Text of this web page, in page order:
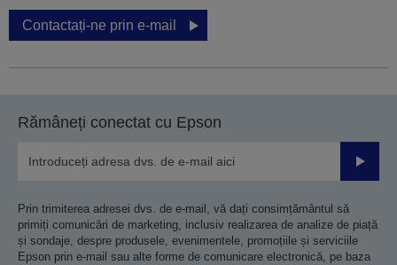
Contactați-ne prin e-mail
Rămâneți conectat cu Epson
Prin trimiterea adresei dvs. de e-mail, vă dați consimțământul să
primiți comunicări de marketing, inclusiv realizarea de analize de piață
și sondaje, despre produsele, evenimentele, promoțiile și serviciile
Epson prin e-mail sau alte forme de comunicare electronică, pe baza